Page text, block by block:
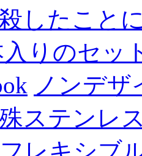
したこと
りのセッ
ノンデザ
ステンレ